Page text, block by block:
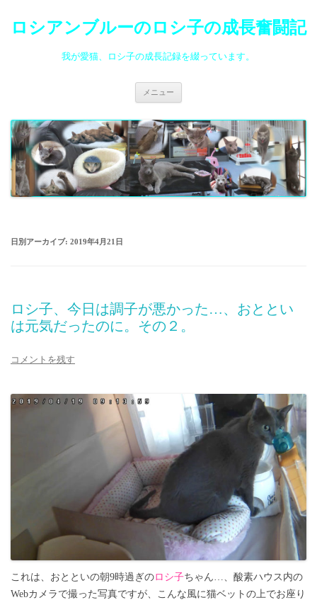
ロシアンブルーのロシ子の成長奮闘記
我が愛猫、ロシ子の成長記録を綴っています。
メニュー
ツ
へ
ス
キ
ッ
プ
日別アーカイブ: 2019年4月21日
ロシ子、今日は調子が悪かった…、おととい
は元気だったのに。その２。
コメントを残す
これは、おとといの朝9時過ぎのロシ子ちゃん…、酸素ハウス内の
Webカメラで撮った写真ですが、こんな風に猫ベットの上でお座り